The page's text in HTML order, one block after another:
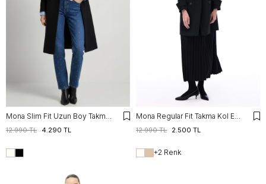
4.290 TL
12.990 TL 2.500 TL
12.990 TL
+2 Renk